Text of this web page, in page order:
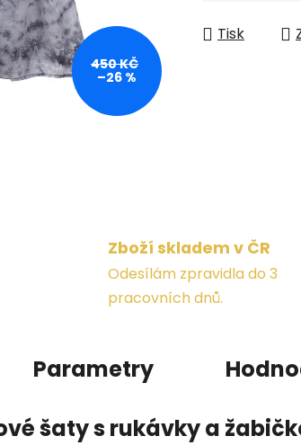
Tisk
450 KČ
–26 %
Zboží skladem v ČR
Odesílám zpravidla do 3
pracovních dnů.
Parametry
šaty s rukávky a